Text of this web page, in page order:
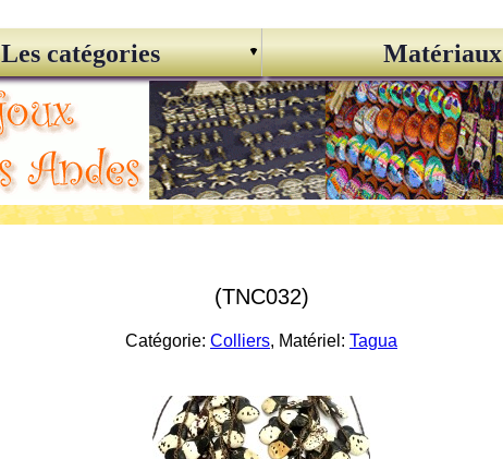
Les catégories Matériaux
(TNC032)
Catégorie: Colliers, Matériel: Tagua